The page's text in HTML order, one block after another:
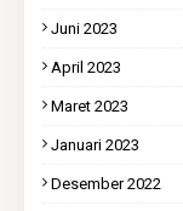
Juni 2023
April 2023
Maret 2023
Januari 2023
Desember 2022